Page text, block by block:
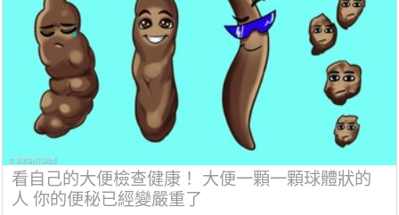
看自己的大便檢查健康！ 大便一顆一顆球體狀的
人 你的便秘已經變嚴重了